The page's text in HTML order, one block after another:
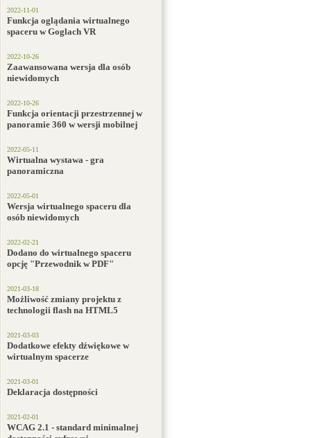
2022-11-01
Funkcja oglądania wirtualnego
spaceru w Goglach VR
2022-10-26
Zaawansowana wersja dla osób
niewidomych
2022-10-26
Funkcja orientacji przestrzennej w
panoramie 360 w wersji mobilnej
2022-05-11
Wirtualna wystawa - gra
panoramiczna
2022-05-01
Wersja wirtualnego spaceru dla
osób niewidomych
2022-02-21
Dodano do wirtualnego spaceru
opcję "Przewodnik w PDF"
2021-03-18
Możliwość zmiany projektu z
technologii flash na HTML5
2021-03-03
Dodatkowe efekty dźwiękowe w
wirtualnym spacerze
2021-03-01
Deklaracja dostępności
2021-02-01
WCAG 2.1 - standard minimalnej